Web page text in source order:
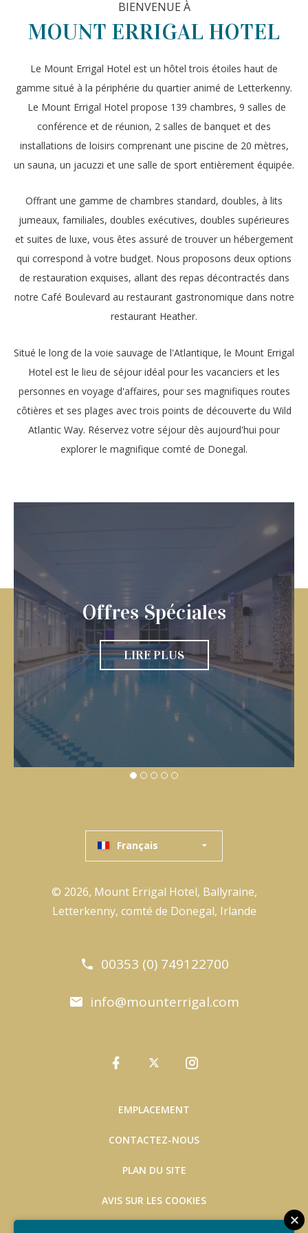
BIENVENUE À
MOUNT ERRIGAL HOTEL
Le Mount Errigal Hotel est un hôtel trois étoiles haut de
gamme situé à la périphérie du quartier animé de Letterkenny.
Le Mount Errigal Hotel propose 139 chambres, 9 salles de
conférence et de réunion, 2 salles de banquet et des
installations de loisirs comprenant une piscine de 20 mètres,
un sauna, un jacuzzi et une salle de sport entièrement équipée.
Offrant une gamme de chambres standard, doubles, à lits
jumeaux, familiales, doubles exécutives, doubles supérieures
et suites de luxe, vous êtes assuré de trouver un hébergement
qui correspond à votre budget. Nous proposons deux options
de restauration exquises, allant des repas décontractés dans
notre Café Boulevard au restaurant gastronomique dans notre
restaurant Heather.
Situé le long de la voie sauvage de l'Atlantique, le Mount Errigal
Hotel est le lieu de séjour idéal pour les vacanciers et les
personnes en voyage d'affaires, pour ses magnifiques routes
côtières et ses plages avec trois points de découverte du Wild
Atlantic Way. Réservez votre séjour dès aujourd'hui pour
explorer le magnifique comté de Donegal.
Offres Spéciales
LIRE PLUS
Français
© 2026, Mount Errigal Hotel, Ballyraine,
Letterkenny, comté de Donegal, Irlande
00353 (0) 749122700
info@mounterrigal.com
EMPLACEMENT
CONTACTEZ-NOUS
PLAN DU SITE
AVIS SUR LES COOKIES